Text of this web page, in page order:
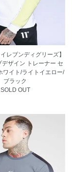
レブンディグリーズ】
デザイン トレーナー セ
ワイト/ライトイエロー/
ブラック
SOLD OUT